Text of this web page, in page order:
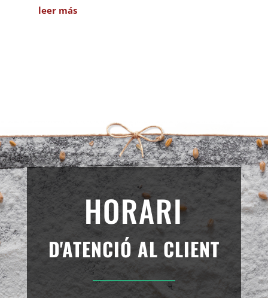
leer más
HORARI
D'ATENCIÓ AL CLIENT